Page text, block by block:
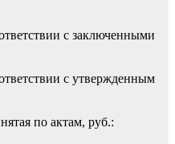
с заключенными
с утвержденным
по актам, руб.: